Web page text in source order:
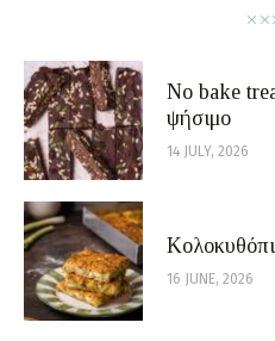
No bake
ψήσιμο
14 JULY, 2026
16 JUNE, 2026